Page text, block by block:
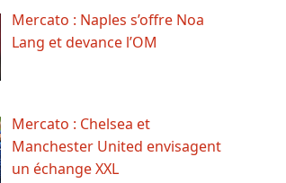
Mercato : Naples s’offre Noa
Lang et devance l’OM
Mercato : Chelsea et
Manchester United envisagent
un échange XXL